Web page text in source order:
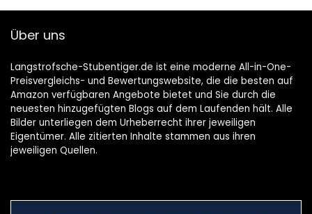
Über uns
Langstrofsche-Stubentiger.de ist eine moderne All-in-One-
Preisvergleichs- und Bewertungswebsite, die die besten auf
Amazon verfügbaren Angebote bietet und Sie durch die
neuesten hinzugefügten Blogs auf dem Laufenden hält. Alle
Bilder unterliegen dem Urheberrecht ihrer jeweiligen
Eigentümer. Alle zitierten Inhalte stammen aus ihren
jeweiligen Quellen.